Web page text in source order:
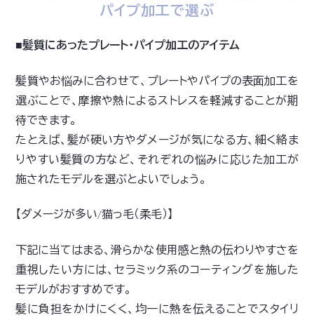
パイプ加工で選ぶ
■髪質にあったプレート・パイプ加工のアイテム
髪質やお悩みに合わせて、プレートやパイプの表面加工を
選ぶことで、摩擦や熱によるストレスを軽減することが期
待できます。
たとえば、髪が硬い方やダメージが気になる方、細く絡ま
りやすい髪質の方など、それぞれの悩みに応じた加工が
施されたモデルを選ぶとよいでしょう。
【ダメージが多い/猫っ毛（柔毛）】
下記に当てはまる、滑らかな使用感と熱の伝わりやすさを
重視したい方には、セラミック系のコーティングを施した
モデルがおすすめです。
髪に負担をかけにくく、均一に熱を伝えることでスタイリ